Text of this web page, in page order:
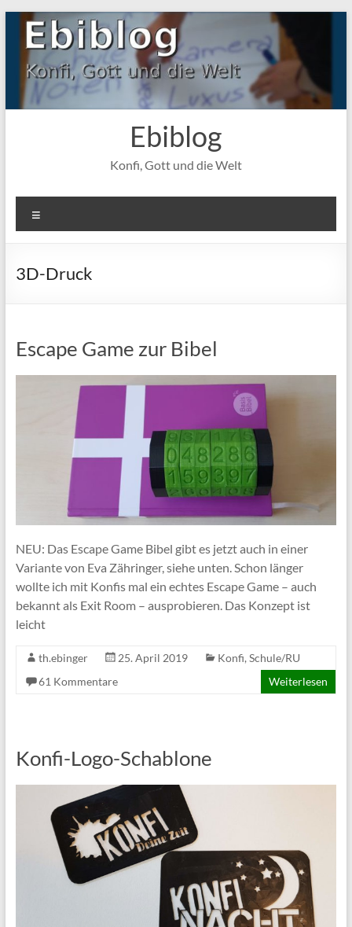
Zum
Inhalt
springen
Ebiblog
Konfi, Gott und die Welt
3D-Druck
Escape Game zur Bibel
NEU: Das Escape Game Bibel gibt es jetzt auch in einer
Variante von Eva Zähringer, siehe unten. Schon länger
wollte ich mit Konfis mal ein echtes Escape Game – auch
bekannt als Exit Room – ausprobieren. Das Konzept ist
leicht
th.ebinger 25. April 2019 Konfi, Schule/RU
61 Kommentare
Weiterlesen
Konfi-Logo-Schablone